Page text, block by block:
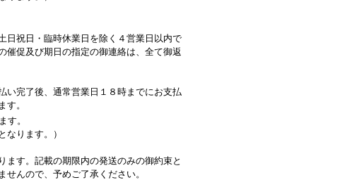
日祝日・臨時休業日を除く４営業日以内で
催促及び期日の指定の御連絡は、全て御返
い完了後、通常営業日１８時までにお支払
す。
す。
なります。）
ます。記載の期限内の発送のみの御約束と
んので、予めご了承ください。